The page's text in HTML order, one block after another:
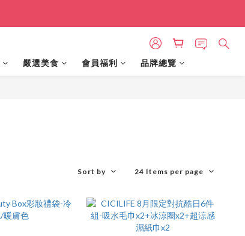
嚴選美食 會員福利 品牌總覽
Sort by 24 Items per page